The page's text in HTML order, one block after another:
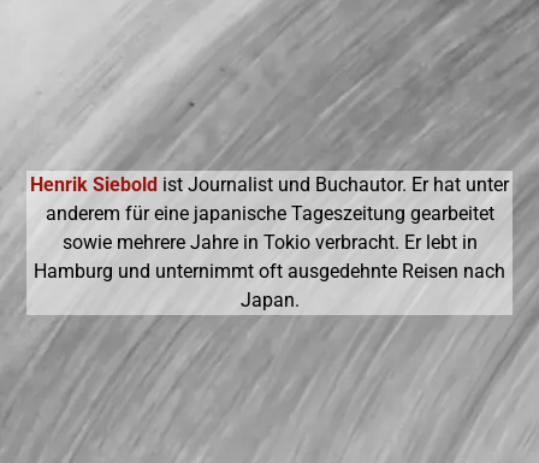
Henrik Siebold ist Journalist und Buchautor. Er hat unter
anderem für eine japanische Tageszeitung gearbeitet
sowie mehrere Jahre in Tokio verbracht. Er lebt in
Hamburg und unternimmt oft ausgedehnte Reisen nach
Japan.